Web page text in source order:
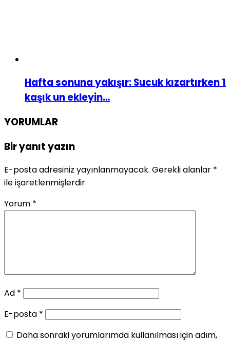
Hafta sonuna yakışır: Sucuk kızartırken 1
kaşık un ekleyin…
YORUMLAR
Bir yanıt yazın
E-posta adresiniz yayınlanmayacak. Gerekli alanlar *
ile işaretlenmişlerdir
Yorum *
Ad *
E-posta *
Daha sonraki yorumlarımda kullanılması için adım,